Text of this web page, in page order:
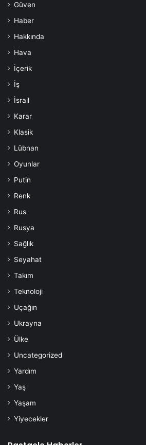
Güven
Haber
Hakkında
Hava
İçerik
İş
İsrail
Karar
Klasik
Lübnan
Oyunlar
Putin
Renk
Rus
Rusya
Sağlık
Seyahat
Takım
Teknoloji
Uçağın
Ukrayna
Ülke
Uncategorized
Yardım
Yaş
Yaşam
Yiyecekler